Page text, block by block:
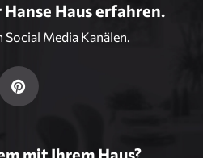
Haus erfahren.
Social Media Kanälen.